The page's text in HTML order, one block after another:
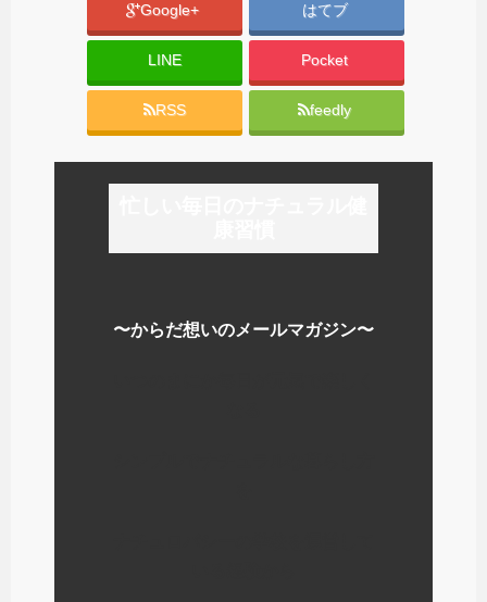
Google+ はてブ
LINE Pocket
RSS feedly
〜からだ想いのメールマガジン〜